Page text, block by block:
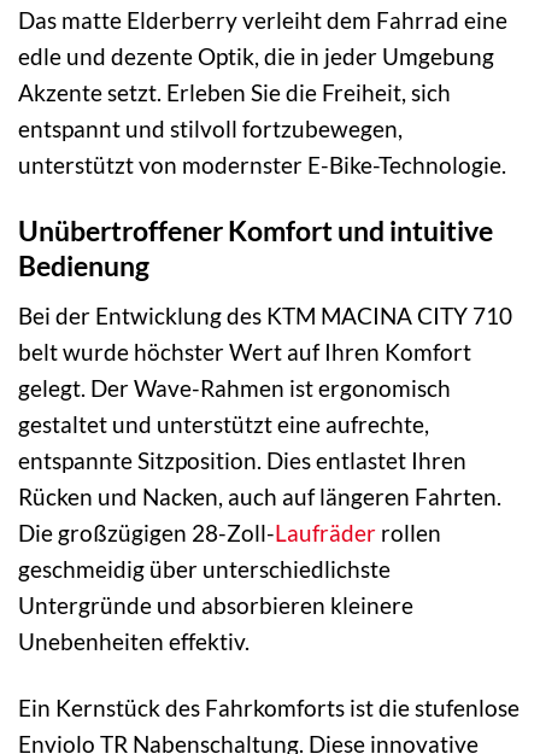
Das matte Elderberry verleiht dem Fahrrad eine
edle und dezente Optik, die in jeder Umgebung
Akzente setzt. Erleben Sie die Freiheit, sich
entspannt und stilvoll fortzubewegen,
unterstützt von modernster E-Bike-Technologie.
Unübertroffener Komfort und intuitive
Bedienung
Bei der Entwicklung des KTM MACINA CITY 710
belt wurde höchster Wert auf Ihren Komfort
gelegt. Der Wave-Rahmen ist ergonomisch
gestaltet und unterstützt eine aufrechte,
entspannte Sitzposition. Dies entlastet Ihren
Rücken und Nacken, auch auf längeren Fahrten.
Die großzügigen 28-Zoll-Laufräder rollen
geschmeidig über unterschiedlichste
Untergründe und absorbieren kleinere
Unebenheiten effektiv.
Ein Kernstück des Fahrkomforts ist die stufenlose
Enviolo TR Nabenschaltung. Diese innovative